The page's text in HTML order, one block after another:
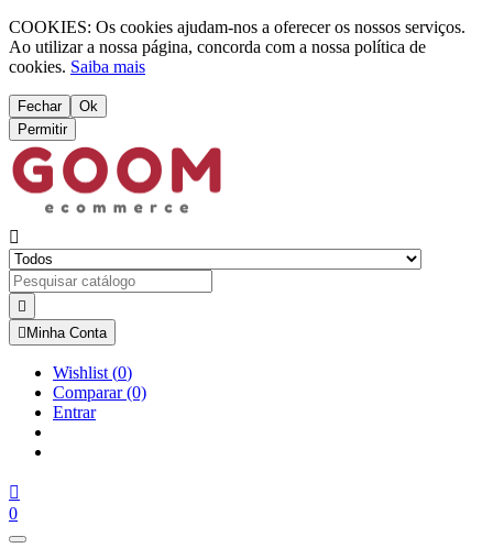
COOKIES: Os cookies ajudam-nos a oferecer os nossos serviços.
Ao utilizar a nossa página, concorda com a nossa política de
cookies. Saiba mais
Fechar
Ok
Permitir


 Minha Conta
Wishlist (0)
Comparar(0)
Entrar

0